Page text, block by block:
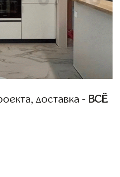
доставка - ВСЁ